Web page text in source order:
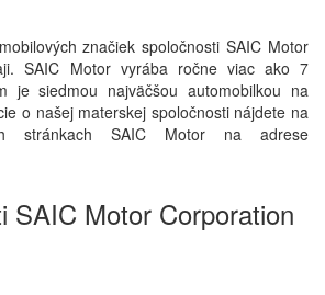
značiek spoločnosti SAIC Motor
SAIC Motor vyrába ročne viac ako 7
je siedmou najväčšou automobilkou na
o našej materskej spoločnosti nájdete na
stránkach SAIC Motor na adrese
SAIC Motor Corporation